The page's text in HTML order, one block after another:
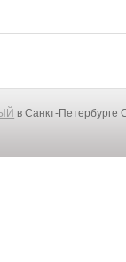
в Санкт-Петербурге